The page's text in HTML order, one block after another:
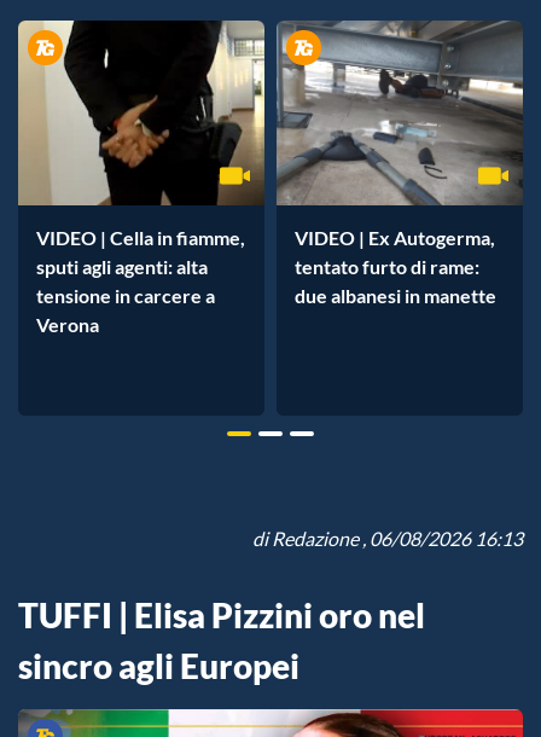
VIDEO | Cella in fiamme,
sputi agli agenti: alta
tensione in carcere a
Verona
VIDEO | Ex Autogerma,
tentato furto di rame:
due albanesi in manette
diRedazione, 06/08/2026 16:13
TUFFI | Elisa Pizzini oro nel
sincro agli Europei